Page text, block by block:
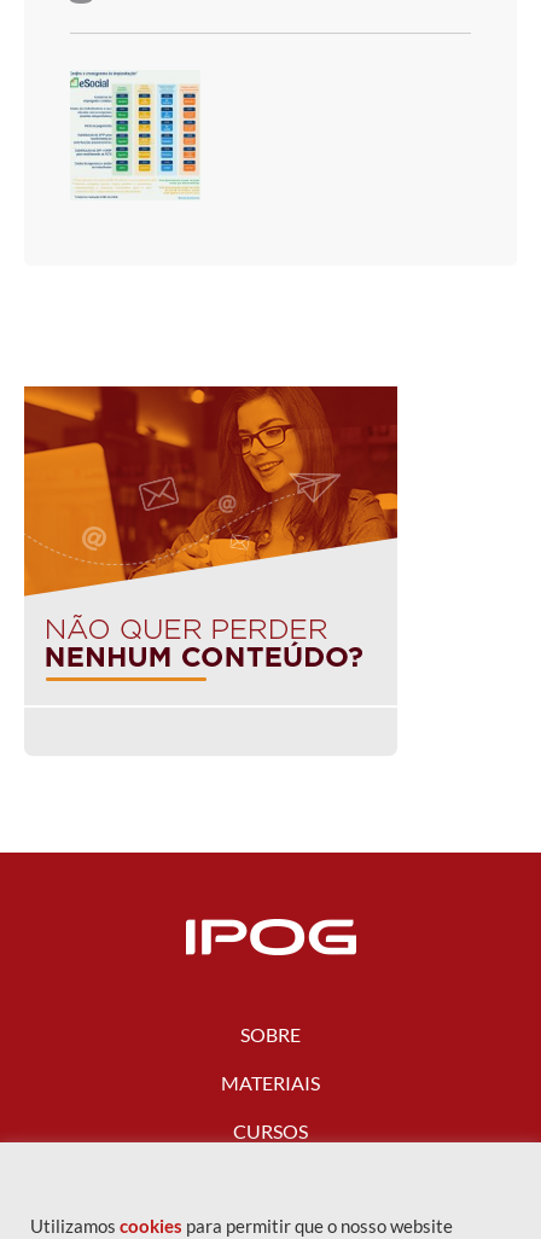
SOBRE
MATERIAIS
CURSOS
FALE CONOSCO
Utilizamos cookies para permitir que o nosso website